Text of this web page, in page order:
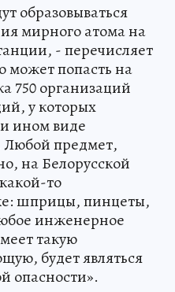
образовываться
мирного атома на
- перечисляет
может попасть на
750 организаций
у которых
ином виде
Любой предмет,
на Белорусской
то
шприцы, пинцеты,
инженерное
такую
будет являться
опасности».